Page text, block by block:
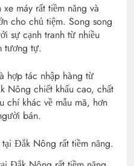
máy rất tiềm năng và
cho chủ tiệm. Song song
sự cạnh tranh từ nhiều
tương tự.
hợp tác nhập hàng từ
Nông chiết khấu cao, chất
chí khác về mẫu mã, hơn
bán.